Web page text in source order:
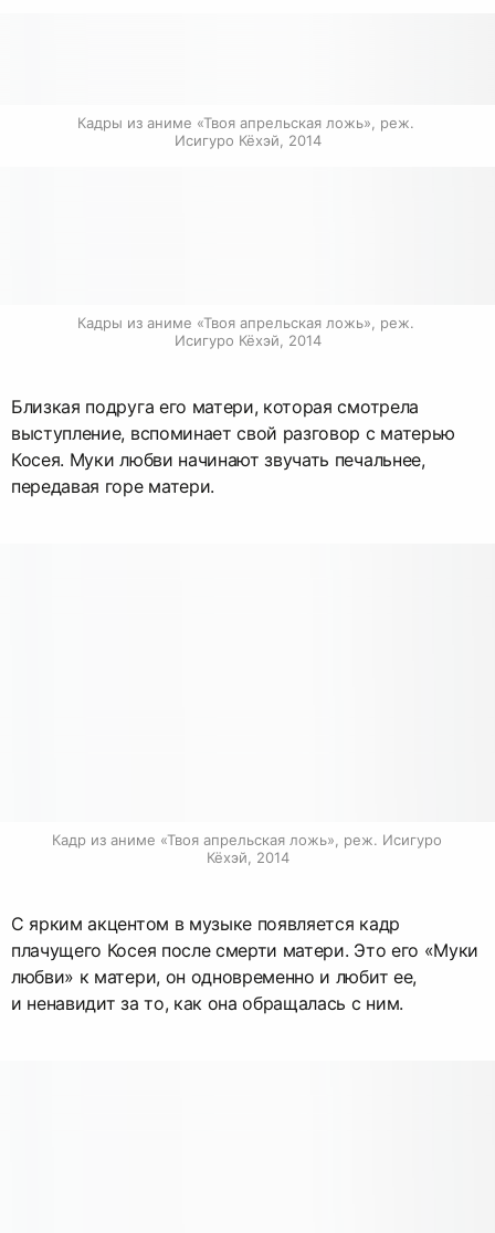
Кадры из аниме «Твоя апрельская ложь», реж.
Исигуро Кёхэй, 2014
Кадры из аниме «Твоя апрельская ложь», реж.
Исигуро Кёхэй, 2014
Близкая подруга его матери, которая смотрела
выступление, вспоминает свой разговор с матерью
Косея. Муки любви начинают звучать печальнее,
передавая горе матери.
Кадр из аниме «Твоя апрельская ложь», реж. Исигуро
Кёхэй, 2014
С ярким акцентом в музыке появляется кадр
плачущего Косея после смерти матери. Это его «Муки
любви» к матери, он одновременно и любит ее,
и ненавидит за то, как она обращалась с ним.